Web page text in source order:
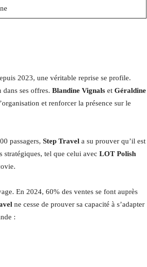
2023, une véritable reprise se profile.
ses offres. Blandine Vignals et Géraldine
et renforcer la présence sur le
passagers, Step Travel a su prouver qu’il est
stratégiques, tel que celui avec LOT Polish
En 2024, 60% des ventes se font auprès
ne cesse de prouver sa capacité à s’adapter
: